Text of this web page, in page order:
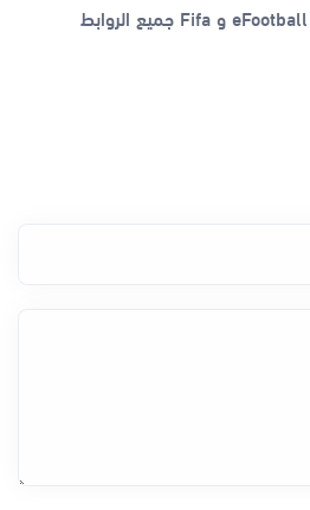
خاصة ألعاب كرة القدم مثل eFootball و Fifa جميع الروابط